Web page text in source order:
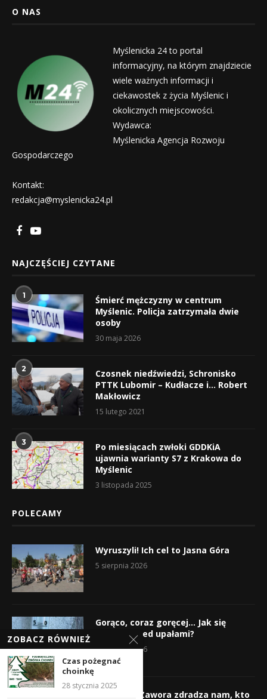
O NAS
Myślenicka 24 to portal
informacyjny, na którym znajdziecie
wiele ważnych informacji i
ciekawostek z życia Myślenic i
okolicznych miejscowości.
Wydawca:
Myślenicka Agencja Rozwoju
Gospodarczego
Kontakt:
redakcja@myslenicka24.pl
NAJCZĘŚCIEJ CZYTANE
1
Śmierć mężczyzny w centrum
Myślenic. Policja zatrzymała dwie
osoby
30 maja 2026
2
Czosnek niedźwiedzi, Schronisko
PTTK Lubomir – Kudłacze i… Robert
Makłowicz
15 lutego 2021
3
Po miesiącach zwłoki GDDKiA
ujawnia warianty S7 z Krakowa do
Myślenic
3 listopada 2025
POLECAMY
Wyruszyli! Ich cel to Jasna Góra
5 sierpnia 2026
Gorąco, coraz goręcej… Jak się
chronić przed upałami?
4 sierpnia 2026
Krzysztof Zawora zdradza nam, kto
ZOBACZ RÓWNIEŻ
Czas pożegnać
choinkę
28 stycznia 2025